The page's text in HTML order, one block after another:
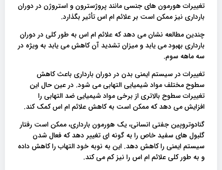
تغییرات هورمون های جنسی مانند پروژسترون و استروژن در دوران
بارداری نیز ممکن است بر علائم ام اس تأثیر بگذارد.
چندین مطالعه نشان می دهد که علائم ام اس به طور کلی در دوران
بارداری بهبود می یابد و میزان تشدید آن کاهش می یابد به ویژه در
سه ماهه سوم.
تغییرات در سیستم ایمنی بدن در دوران بارداری باعث کاهش
سطوح مختلف مواد شیمیایی التهابی می شود. در عین حال این
تغییرات سطوح بالاتری از برخی مواد شیمیایی ضد التهابی را
افزایش می دهد که ممکن است به کاهش علائم ام اس کمک کند.
گنادوتروپین جفتی انسانی، یک هورمون بارداری، ممکن است رفتار
گلبول های سفید خاص را به گونه ای تغییر دهد که فعال شدن
سیستم ایمنی را کاهش دهد. این به نوبه خود التهاب را کاهش داده
و به طور کلی علائم ام اس را نیز کم می کند.